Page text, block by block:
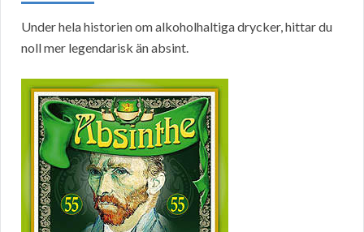
Under hela historien om alkoholhaltiga drycker, hittar du
noll mer legendarisk än absint.